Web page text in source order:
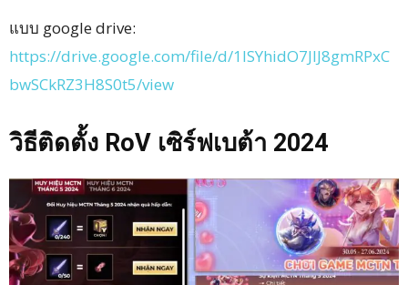
แบบ google drive:
https://drive.google.com/file/d/1ISYhidO7JIJ8gmRPxC
bwSCkRZ3H8S0t5/view
วิธีติดตั้ง RoV เซิร์ฟเบต้า 2024